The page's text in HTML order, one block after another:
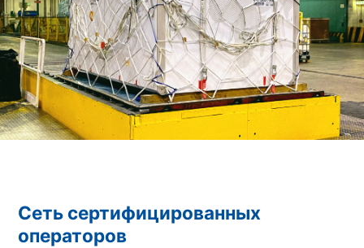
Сеть сертифицированных
операторов